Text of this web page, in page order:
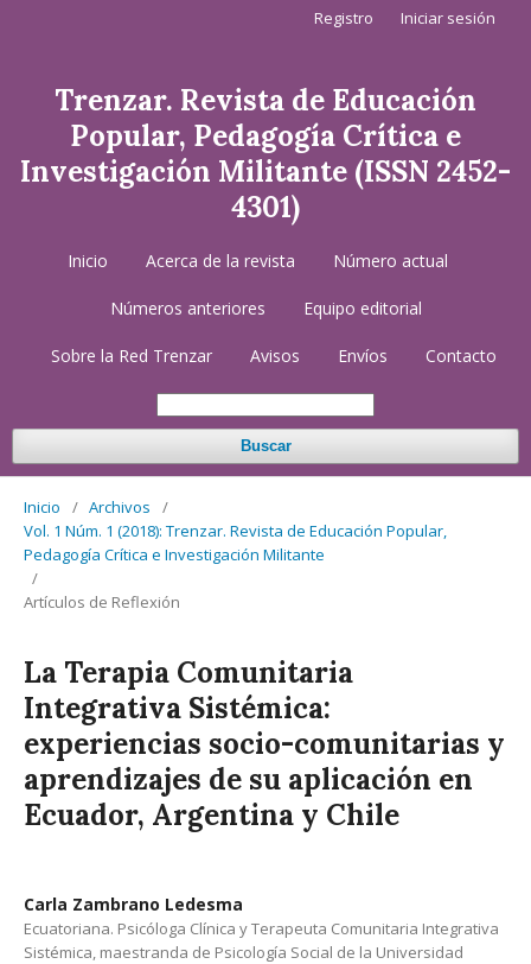
Trenzar. Revista de Educación
Popular, Pedagogía Crítica e
Investigación Militante (ISSN 2452-
4301)
Inicio Acerca de la revista Número actual
Números anteriores Equipo editorial
Sobre la Red Trenzar Avisos Envíos Contacto
Buscar
Registro Iniciar sesión
Inicio / Archivos
/
Vol. 1 Núm. 1 (2018): Trenzar. Revista de Educación Popular,
Pedagogía Crítica e Investigación Militante
/
Artículos de Reflexión
La Terapia Comunitaria
Integrativa Sistémica:
experiencias socio-comunitarias y
aprendizajes de su aplicación en
Ecuador, Argentina y Chile
Carla Zambrano Ledesma
Ecuatoriana. Psicóloga Clínica y Terapeuta Comunitaria Integrativa
Sistémica, maestranda de Psicología Social de la Universidad